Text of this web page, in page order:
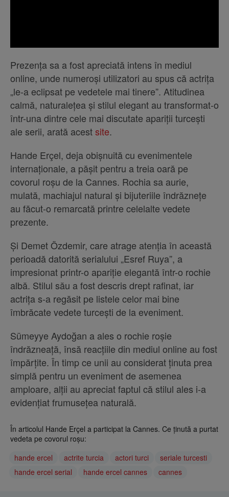
Prezența sa a fost apreciată intens în mediul
online, unde numeroși utilizatori au spus că actrița
„le-a eclipsat pe vedetele mai tinere”. Atitudinea
calmă, naturalețea și stilul elegant au transformat-o
într-una dintre cele mai discutate apariții turcești
ale serii, arată acestsite.
Hande Erçel, deja obișnuită cu evenimentele
internaționale, a pășit pentru a treia oară pe
covorul roșu de la Cannes. Rochia sa aurie,
mulată, machiajul natural și bijuteriile îndrăznețe
au făcut-o remarcată printre celelalte vedete
prezente.
Și Demet Özdemir, care atrage atenția în această
perioadă datorită serialului „Esref Ruya”, a
impresionat printr-o apariție elegantă într-o rochie
albă. Stilul său a fost descris drept rafinat, iar
actrița s-a regăsit pe listele celor mai bine
îmbrăcate vedete turcești de la eveniment.
Sümeyye Aydoğan a ales o rochie roșie
îndrăzneață, însă reacțiile din mediul online au fost
împărțite. În timp ce unii au considerat ținuta prea
simplă pentru un eveniment de asemenea
amploare, alții au apreciat faptul că stilul ales i-a
evidențiat frumusețea naturală.
În articolul Hande Erçel a participat la Cannes. Ce ținută a purtat
vedeta pe covorul roșu:
hande ercel
actrite turcia actori turci
seriale turcesti
hande ercel serial
hande ercel cannes cannes